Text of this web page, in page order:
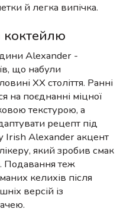
й легка випічка.
коктейлю
Alexander -
що набули
XX століття. Ранні
на поєднанні міцної
текстурою, а
рецепт під
Irish Alexander акцент
який зробив смак
Подавання теж
келихів після
версій із